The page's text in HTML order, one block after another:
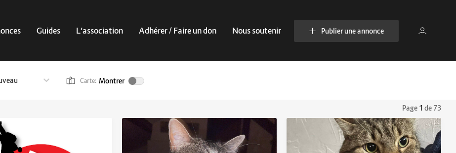
Guides L’association Adhérer / Faire un don Nous soutenir Publier une annonce
Carte: Montrer
Page 1 de 73